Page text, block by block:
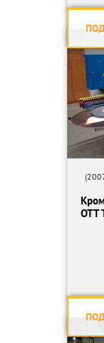
OTT